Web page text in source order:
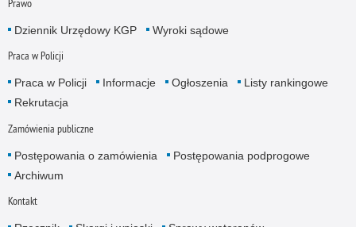
Prawo
Dziennik Urzędowy KGP Wyroki sądowe
Praca w Policji
Praca w Policji Informacje Ogłoszenia
Listy rankingowe
Rekrutacja
Zamówienia publiczne
Postępowania o zamówienia
Postępowania podprogowe
Archiwum
Kontakt